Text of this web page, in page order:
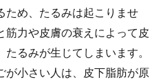
ため、たるみは起こりませ
筋力や皮膚の衰えによって皮
たるみが生じてしまいます。
が小さい人は、皮下脂肪が原